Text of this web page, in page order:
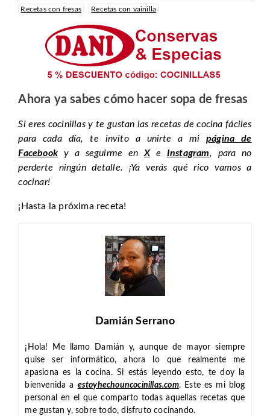
Recetas con fresas Recetas con vainilla
Ahora ya sabes cómo hacer sopa de fresas
Si eres cocinillas y te gustan las recetas de cocina fáciles
para cada día, te invito a unirte a mipágina de
Facebook y a seguirme enXe Instagram, para no
perderte ningún detalle. ¡Ya verás qué rico vamos a
cocinar!
¡Hasta la próxima receta!
Damián Serrano
¡Hola! Me llamo Damián y, aunque de mayor siempre
quise ser informático, ahora lo que realmente me
apasiona es la cocina. Si estás leyendo esto, te doy la
bienvenida a estoyhechouncocinillas.com. Este es mi blog
personal en el que comparto todas aquellas recetas que
me gustan y, sobre todo, disfruto cocinando.